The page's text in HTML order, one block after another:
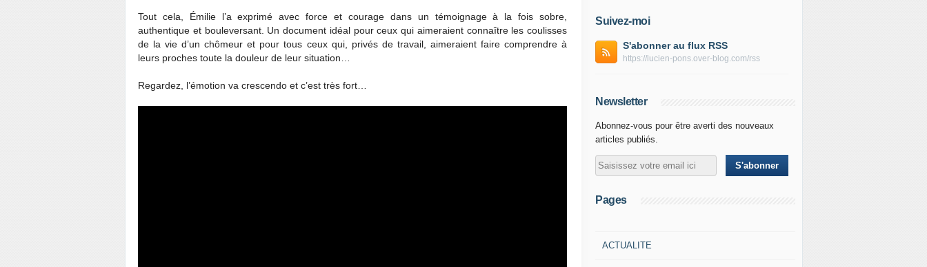
Tout cela, Émilie l’a exprimé avec force et courage dans un témoignage à la fois sobre,
authentique et bouleversant. Un document idéal pour ceux qui aimeraient connaître les coulisses
de la vie d’un chômeur et pour tous ceux qui, privés de travail, aimeraient faire comprendre à
leurs proches toute la douleur de leur situation…
Regardez, l’émotion va crescendo et c’est très fort…
Suivez-moi
S'abonner au flux RSS
https://lucien-pons.over-blog.com/rss
Newsletter
Abonnez-vous pour être averti des nouveaux
articles publiés.
Pages
ACTUALITE